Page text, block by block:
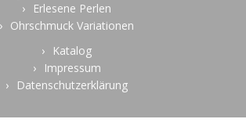
Erlesene Perlen
Ohrschmuck Variationen
Katalog
Impressum
Datenschutzerklärung